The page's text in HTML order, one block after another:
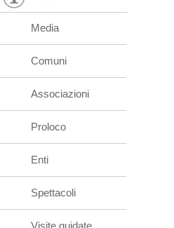
Media
Comuni
Associazioni
Proloco
Enti
Spettacoli
Visite guidate